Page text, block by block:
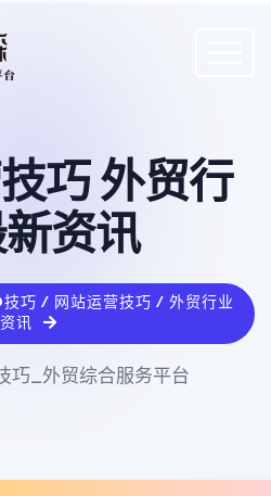
巧 外贸行
资讯
巧 / 网站运营技巧 / 外贸行业
资讯
巧_外贸综合服务平台